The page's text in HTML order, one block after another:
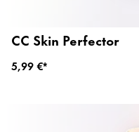
CC Skin Perfector
5,99 €*